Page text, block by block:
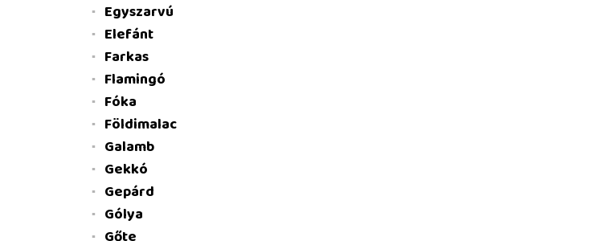
Egyszarvú
Elefánt
Farkas
Flamingó
Fóka
Földimalac
Galamb
Gekkó
Gepárd
Gólya